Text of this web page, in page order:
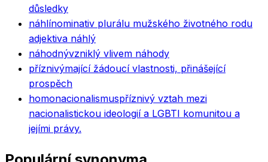
důsledky
náhlínominativ plurálu mužského životného rodu
adjektiva náhlý
náhodnývzniklý vlivem náhody
příznivýmající žádoucí vlastnosti, přinášející
prospěch
homonacionalismuspříznivý vztah mezi
nacionalistickou ideologií a LGBTI komunitou a
jejími právy.